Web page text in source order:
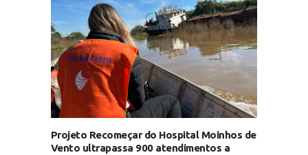
Projeto Recomeçar do Hospital Moinhos de
Vento ultrapassa 900 atendimentos a